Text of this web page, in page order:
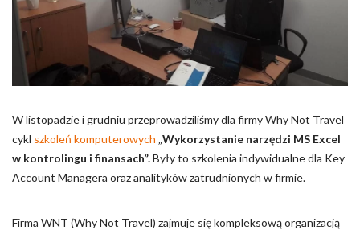
W listopadzie i grudniu przeprowadziliśmy dla firmy Why Not Travel
cykl szkoleń komputerowych „Wykorzystanie narzędzi MS Excel
w kontrolingu i finansach”.Były to szkolenia indywidualne dla Key
Account Managera oraz analityków zatrudnionych w firmie.
Firma WNT (Why Not Travel) zajmuje się kompleksową organizacją
zapamiętanie informacji, które zmieniają wygląd lub
funkcjonowanie strony, np. preferowany język lub region, w
którym znajduje się użytkownik.
Statystyczne pliki cookie pomagają właścicielem stron
internetowych zrozumieć, w jaki sposób różni użytkownicy
zachowują się na stronie, gromadząc i zgłaszając anonimowe
informacje.
Marketing